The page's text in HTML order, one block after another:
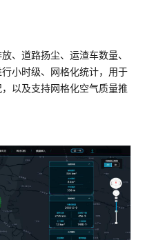
、道路扬尘、运渣车数量、
小时级、网格化统计，用于
以及支持网格化空气质量推